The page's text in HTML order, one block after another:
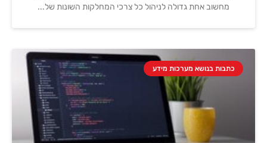
מחשוב אחת גדולה לניהול כל צרכי המחלקות השונות של
כתבות בנושא מערכות מידע